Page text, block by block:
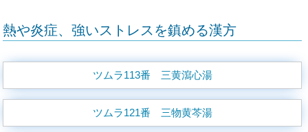
熱や炎症、強いストレスを鎮める漢方
ツムラ113番 三黄瀉心湯
ツムラ121番 三物黄芩湯